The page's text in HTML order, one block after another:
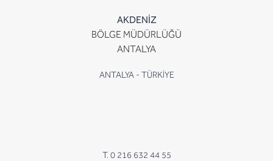
AKDENİZ
BÖLGE MÜDÜRLÜĞÜ
ANTALYA
ANTALYA - TÜRKİYE
T. 0 216 632 44 55